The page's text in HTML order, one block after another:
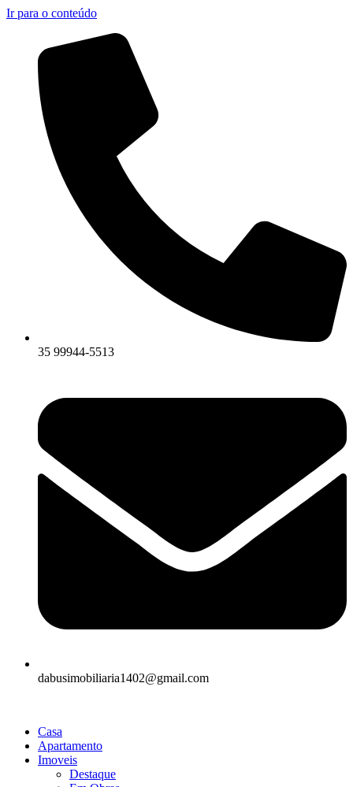
Ir para o conteúdo
35 99944-5513
dabusimobiliaria1402@gmail.com
Casa
Apartamento
Imoveis
Destaque